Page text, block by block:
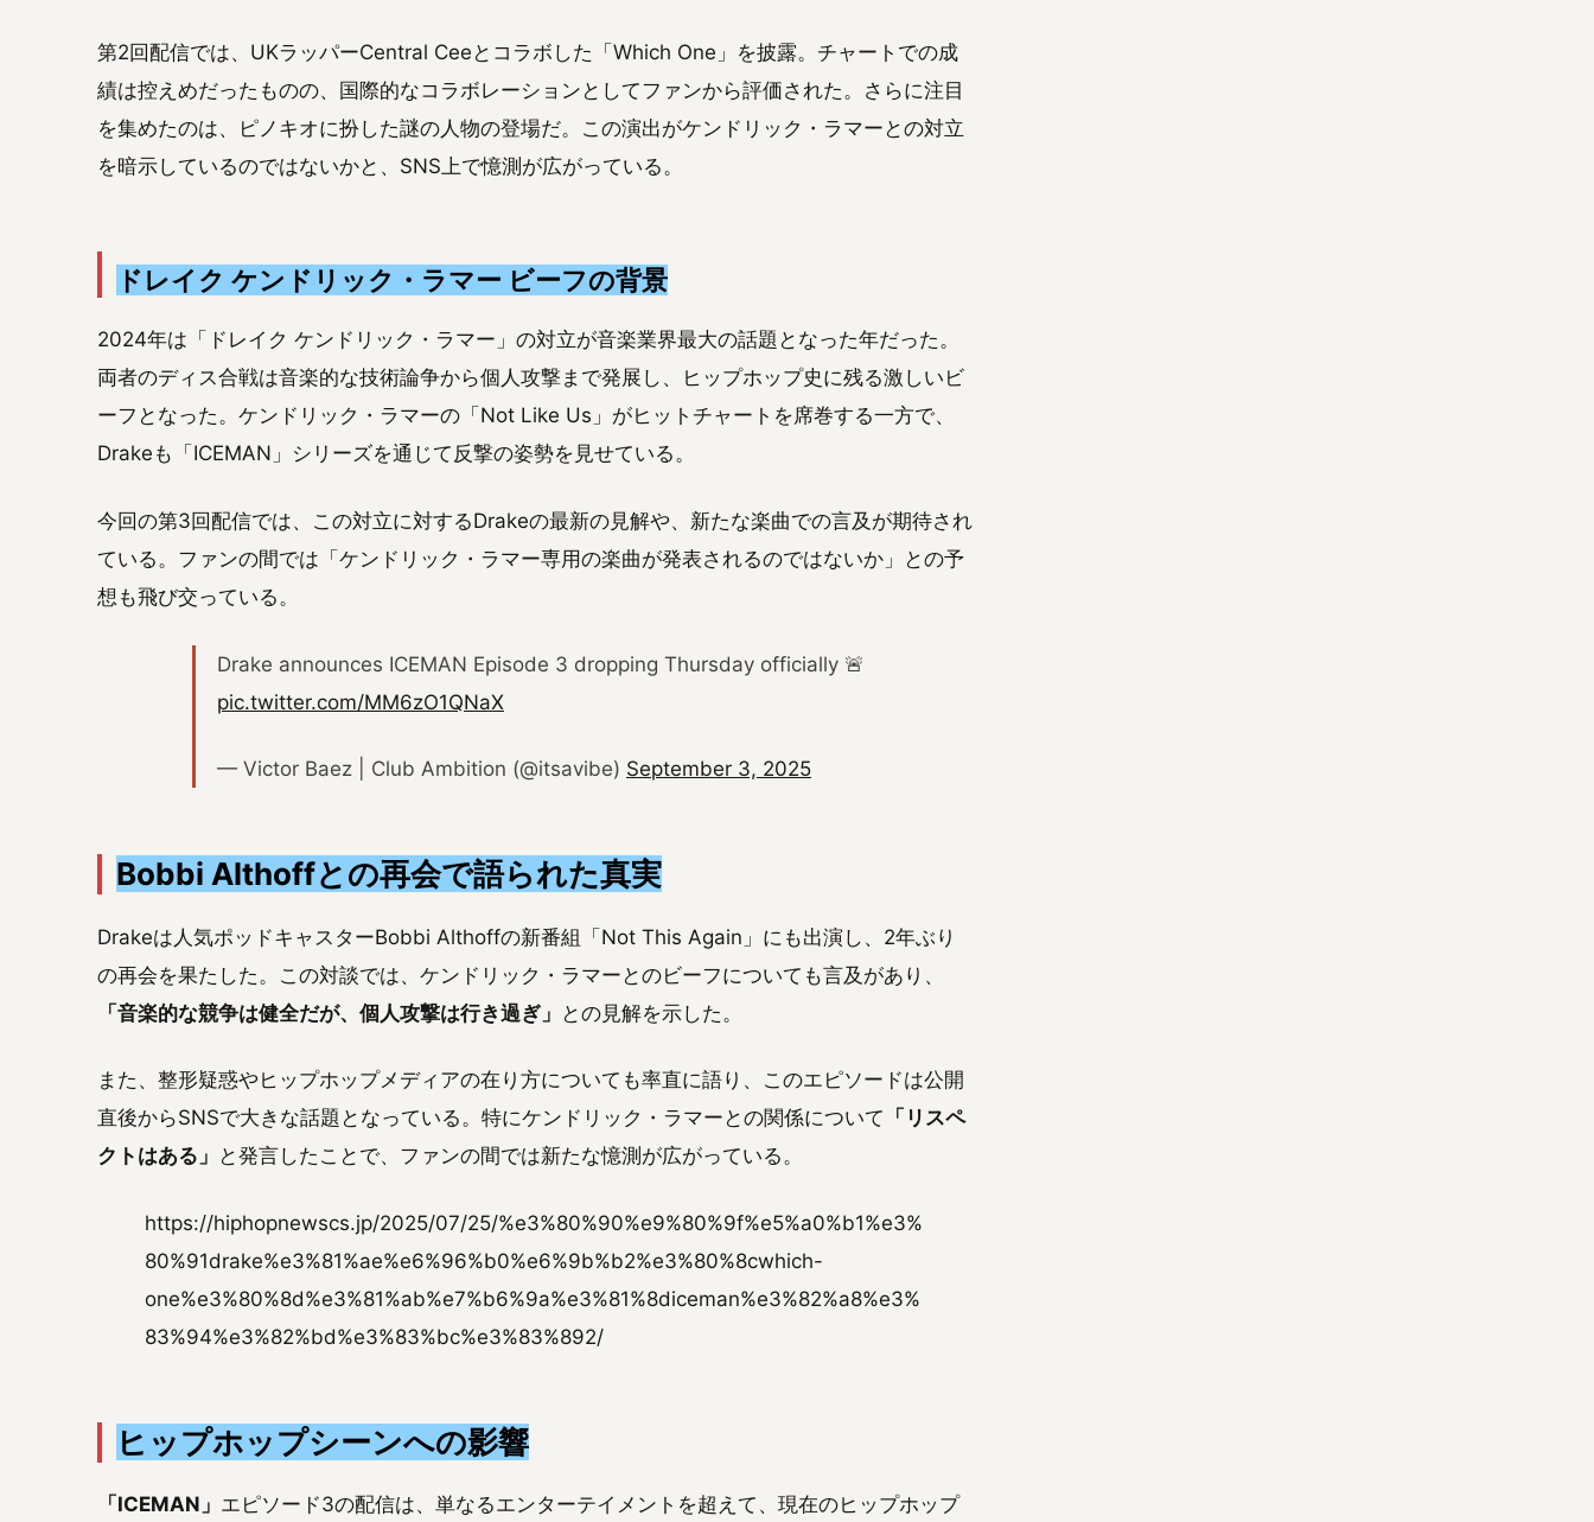
第2回配信では、UKラッパーCentral Ceeとコラボした「Which One」を披露。チャートでの成
績は控えめだったものの、国際的なコラボレーションとしてファンから評価された。さらに注目
を集めたのは、ピノキオに扮した謎の人物の登場だ。この演出がケンドリック・ラマーとの対立
を暗示しているのではないかと、SNS上で憶測が広がっている。
ドレイク ケンドリック・ラマー ビーフの背景
2024年は「ドレイク ケンドリック・ラマー」の対立が音楽業界最大の話題となった年だった。
両者のディス合戦は音楽的な技術論争から個人攻撃まで発展し、ヒップホップ史に残る激しいビ
ーフとなった。ケンドリック・ラマーの「Not Like Us」がヒットチャートを席巻する一方で、
Drakeも「ICEMAN」シリーズを通じて反撃の姿勢を見せている。
今回の第3回配信では、この対立に対するDrakeの最新の見解や、新たな楽曲での言及が期待され
ている。ファンの間では「ケンドリック・ラマー専用の楽曲が発表されるのではないか」との予
想も飛び交っている。
Drake announces ICEMAN Episode 3 dropping Thursday officially 🚨
pic.twitter.com/MM6zO1QNaX
— Victor Baez | Club Ambition (@itsavibe) September 3, 2025
Bobbi Althoffとの再会で語られた真実
Drakeは人気ポッドキャスターBobbi Althoffの新番組「Not This Again」にも出演し、2年ぶり
の再会を果たした。この対談では、ケンドリック・ラマーとのビーフについても言及があり、
「音楽的な競争は健全だが、個人攻撃は行き過ぎ」 との見解を示した。
また、整形疑惑やヒップホップメディアの在り方についても率直に語り、このエピソードは公開
直後からSNSで大きな話題となっている。特にケンドリック・ラマーとの関係について 「リスペ
クトはある」 と発言したことで、ファンの間では新たな憶測が広がっている。
https://hiphopnewscs.jp/2025/07/25/%e3%80%90%e9%80%9f%e5%a0%b1%e3%
80%91drake%e3%81%ae%e6%96%b0%e6%9b%b2%e3%80%8cwhich-
one%e3%80%8d%e3%81%ab%e7%b6%9a%e3%81%8diceman%e3%82%a8%e3%
83%94%e3%82%bd%e3%83%bc%e3%83%892/
ヒップホップシーンへの影響
「ICEMAN」 エピソード3の配信は、単なるエンターテイメントを超えて、現在のヒップホップ